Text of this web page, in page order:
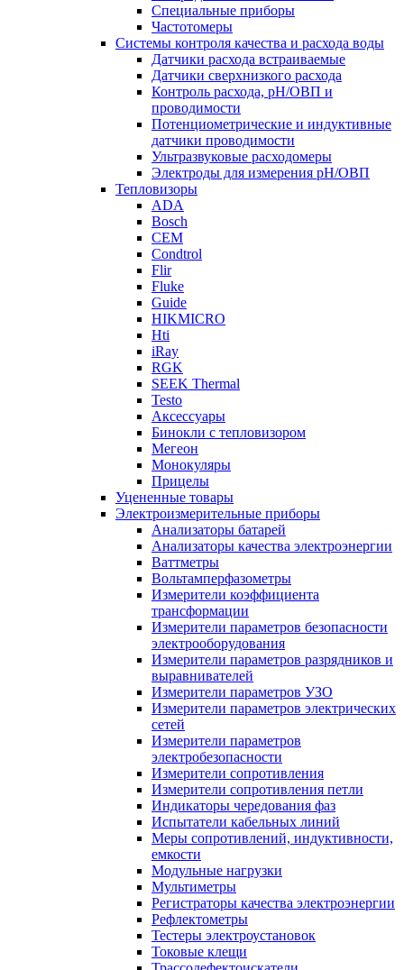
Специальные приборы
Частотомеры
Системы контроля качества и расхода воды
Датчики расхода встраиваемые
Датчики сверхнизкого расхода
Контроль расхода, pH/ОВП и
проводимости
Потенциометрические и индуктивные
датчики проводимости
Ультразвуковые расходомеры
Электроды для измерения рH/ОВП
Тепловизоры
ADA
Bosch
CEM
Condtrol
Flir
Fluke
Guide
HIKMICRO
Hti
iRay
RGK
SEEK Thermal
Testo
Аксессуары
Бинокли с тепловизором
Мегеон
Монокуляры
Прицелы
Уцененные товары
Электроизмерительные приборы
Анализаторы батарей
Анализаторы качества электроэнергии
Ваттметры
Вольтамперфазометры
Измерители коэффициента
трансформации
Измерители параметров безопасности
электрооборудования
Измерители параметров разрядников и
выравнивателей
Измерители параметров УЗО
Измерители параметров электрических
сетей
Измерители параметров
электробезопасности
Измерители сопротивления
Измерители сопротивления петли
Индикаторы чередования фаз
Испытатели кабельных линий
Меры сопротивлений, индуктивности,
емкости
Модульные нагрузки
Мультиметры
Регистраторы качества электроэнергии
Рефлектометры
Тестеры электроустановок
Токовые клещи